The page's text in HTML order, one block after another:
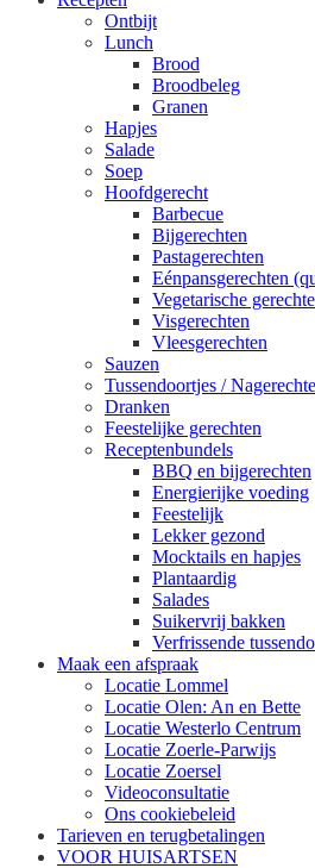
Ontbijt
Lunch
Brood
Broodbeleg
Granen
Hapjes
Salade
Soep
Hoofdgerecht
Barbecue
Bijgerechten
Pastagerechten
Eénpansgerechten
Vegetarische
Visgerechten
Vleesgerechten
Sauzen
Tussendoortjes /
Dranken
Feestelijke gerechten
Receptenbundels
BBQ en bijgerechten
Energierijke voeding
Feestelijk
Lekker gezond
Mocktails en hapjes
Plantaardig
Salades
Suikervrij bakken
Verfrissende
Maak een afspraak
Locatie Lommel
Locatie Olen: An en Bette
Locatie Westerlo Centrum
Locatie Zoerle-Parwijs
Locatie Zoersel
Videoconsultatie
Ons cookiebeleid
Tarieven en terugbetalingen
VOOR HUISARTSEN